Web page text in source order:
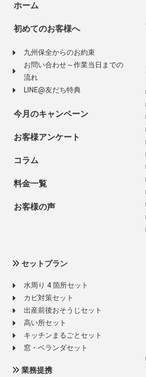
ホーム
初めてのお客様へ
九州保全からのお約束
お問い合わせ～作業当日までの
流れ
LINE@友だち特典
今月のキャンペーン
お客様アンケート
コラム
料金一覧
お客様の声
セットプラン
水周り 4 箇所セット
カビ対策セット
出産前後おそうじセット
高い所セット
キッチンまるごとセット
窓・ベランダセット
業務提携